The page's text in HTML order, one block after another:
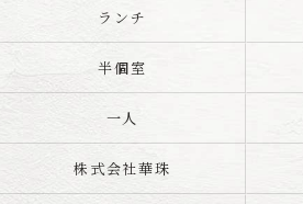
ランチ
半個室
一人
株式会社華珠